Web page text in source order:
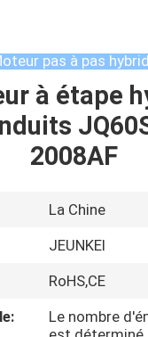
pas à pas
à étape
2008AF
La Chine
JEUNKEI
RoHS,CE
Le nombre